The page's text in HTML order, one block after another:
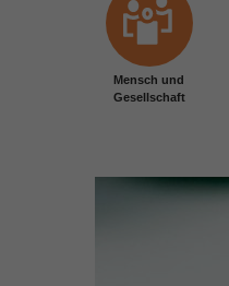
Mensch und
Gesellschaft